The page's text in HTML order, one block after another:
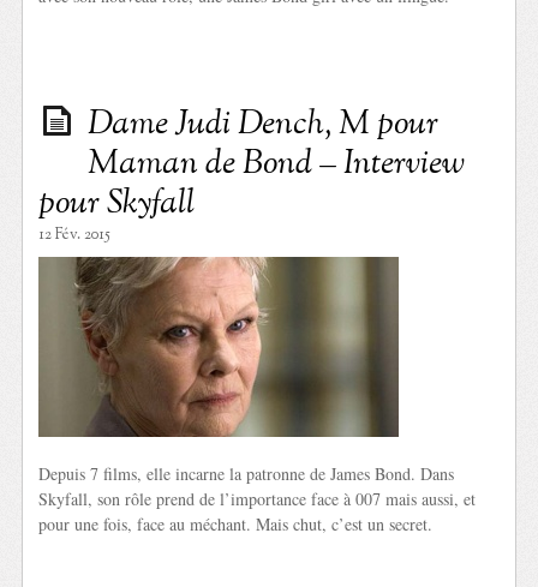
Dame Judi Dench, M pour
Maman de Bond – Interview
pour Skyfall
12 Fév. 2015
Depuis 7 films, elle incarne la patronne de James Bond. Dans
Skyfall, son rôle prend de l’importance face à 007 mais aussi, et
pour une fois, face au méchant. Mais chut, c’est un secret.